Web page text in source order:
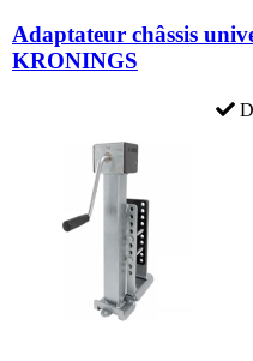
Adaptateur châssis
KRONINGS